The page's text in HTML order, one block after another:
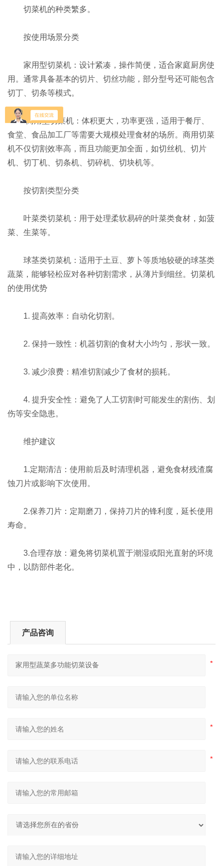
切菜机的种类繁多。
按使用场景分类
家用型切菜机：设计紧凑，操作简便，适合家庭厨房使
用。通常具备基本的切片、切丝功能，部分型号还可能包含
切丁、切条等模式。
-商用型切菜机：体积更大，功率更强，适用于餐厅、
食堂、食品加工厂等需要大规模处理食材的场所。商用切菜
机不仅切割效率高，而且功能更加全面，如切丝机、切片
机、切丁机、切条机、切碎机、切块机等。
按切割类型分类
叶菜类切菜机：用于处理柔软易碎的叶菜类食材，如菠
菜、生菜等。
球茎类切菜机：适用于土豆、萝卜等质地较硬的球茎类
蔬菜，能够轻松应对各种切割需求，从薄片到细丝。切菜机
的使用优势
1. 提高效率：自动化切割。
2. 保持一致性：机器切割的食材大小均匀，形状一致。
3. 减少浪费：精准切割减少了食材的损耗。
4. 提升安全性：避免了人工切割时可能发生的割伤、划
伤等安全隐患。
维护建议
1.定期清洁：使用前后及时清理机器，避免食材残渣腐
蚀刀片或影响下次使用。
2.保养刀片：定期磨刀，保持刀片的锋利度，延长使用
寿命。
3.合理存放：避免将切菜机置于潮湿或阳光直射的环境
中，以防部件老化。
产品咨询